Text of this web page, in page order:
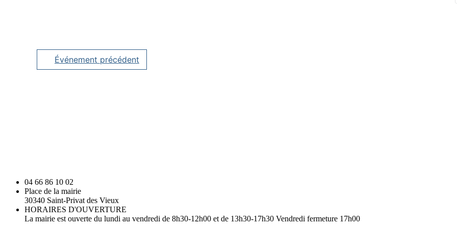
Événement précédent
04 66 86 10 02
Place de la mairie
30340 Saint-Privat des Vieux
HORAIRES D'OUVERTURE
La mairie est ouverte du lundi au vendredi de 8h30-12h00 et de 13h30-17h30 Vendredi fermeture 17h00